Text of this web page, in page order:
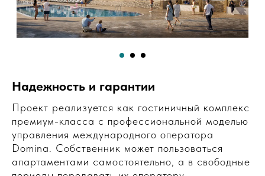
Надежность и гарантии
Проект реализуется как гостиничный комплекс
премиум-класса с профессиональной моделью
управления международного оператора
Domina. Собственник может пользоваться
апартаментами самостоятельно, а в свободные